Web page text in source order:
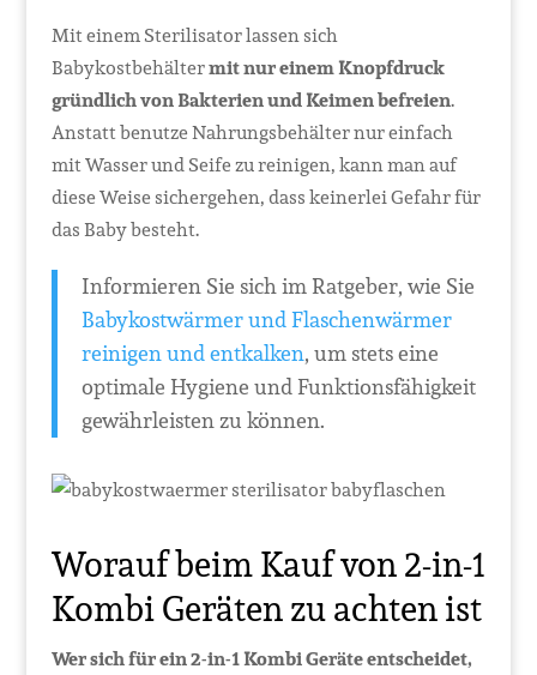
Mit einem Sterilisator lassen sich
Babykostbehältermit nur einem Knopfdruck
gründlich von Bakterien und Keimen befreien.
Anstatt benutze Nahrungsbehälter nur einfach
mit Wasser und Seife zu reinigen, kann man auf
diese Weise sichergehen, dass keinerlei Gefahr für
das Baby besteht.
Informieren Sie sich im Ratgeber, wie Sie
Babykostwärmer und Flaschenwärmer
reinigen und entkalken, um stets eine
optimale Hygiene und Funktionsfähigkeit
gewährleisten zu können.
Worauf beim Kauf von 2-in-1
Kombi Geräten zu achten ist
Wer sich für ein 2-in-1 Kombi Geräte entscheidet,